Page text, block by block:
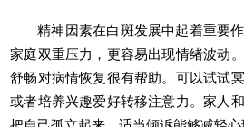
精神因素在白斑发展中起着重要
家庭双重压力，更容易出现情绪波动
舒畅对病情恢复很有帮助。可以试试
或者培养兴趣爱好转移注意力。家人